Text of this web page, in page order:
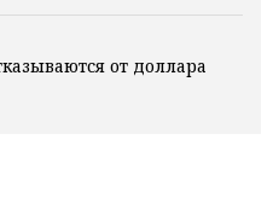
от доллара